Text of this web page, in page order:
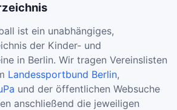
ist ein unabhängiges,
der Kinder- und
in Berlin. Wir tragen Vereinslisten
Landessportbund Berlin,
und der öffentlichen Websuche
anschließend die jeweiligen